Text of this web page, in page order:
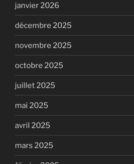
janvier 2026
décembre 2025
novembre 2025
octobre 2025
juillet 2025
mai 2025
avril 2025
mars 2025